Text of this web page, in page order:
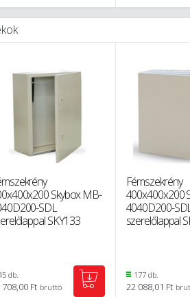
Skybox MB-
SDL
SKY133
db.
Ft bruttó
Fémszekrény
400x400x200
4040D200-
szerelőlappal
177 db.
22 088,01 Ft